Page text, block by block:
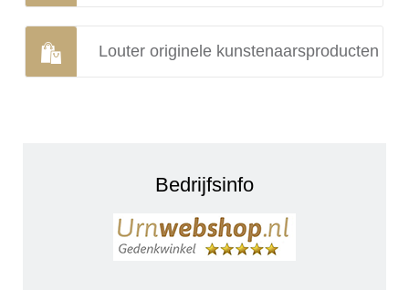
Louter originele kunstenaarsproducten
Bedrijfsinfo